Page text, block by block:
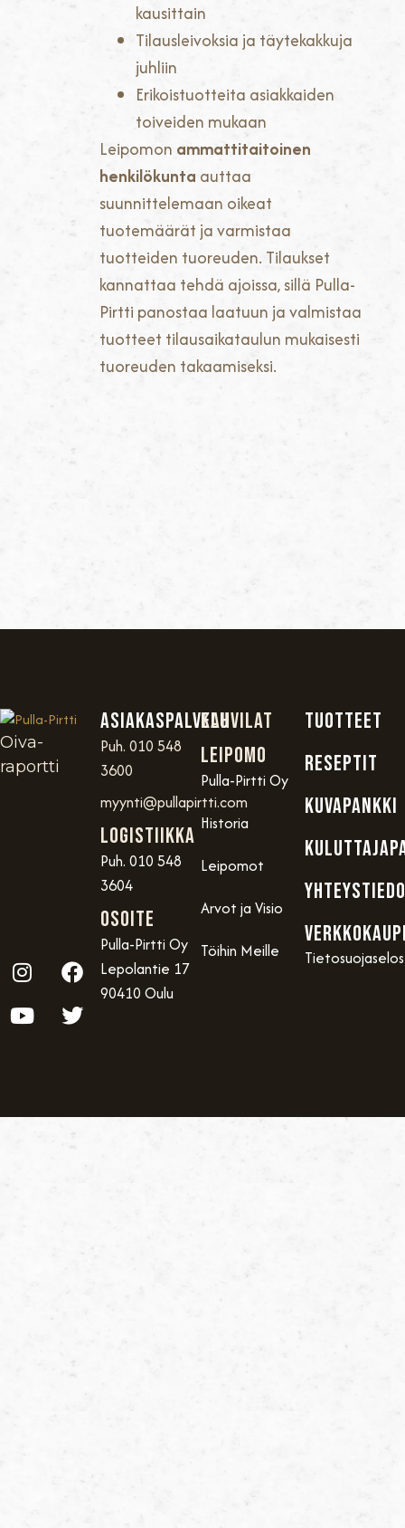
kausittain
Tilausleivoksia ja täytekakkuja
juhliin
Erikoistuotteita asiakkaiden
toiveiden mukaan
Leipomon ammattitaitoinen
henkilökunta auttaa
suunnittelemaan oikeat
tuotemäärät ja varmistaa
tuotteiden tuoreuden. Tilaukset
kannattaa tehdä ajoissa, sillä Pulla-
Pirtti panostaa laatuun ja valmistaa
tuotteet tilausaikataulun mukaisesti
tuoreuden takaamiseksi.
Oiva-
raportti
Asiakaspalvelu
Puh. 010 548
3600
myynti@pullapirtti.com
Logistiikka
Puh. 010 548
3604
OSOITE
Pulla-Pirtti Oy
Lepolantie 17
90410 Oulu
Kahvilat
Leipomo
Pulla-Pirtti Oy
Historia
Leipomot
Arvot ja Visio
Töihin Meille
TUOTTEET
RESEPTIT
KUVAPANKKI